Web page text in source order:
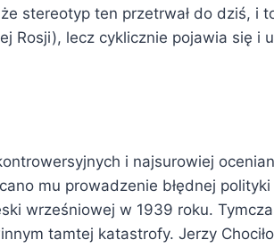
stereotyp ten przetrwał do dziś, i
Rosji), lecz cyklicznie pojawia się i
i najsurowiej
mu prowadzenie błędnej polityki
wrześniowej w 1939 roku.
tamtej katastrofy. Jerzy